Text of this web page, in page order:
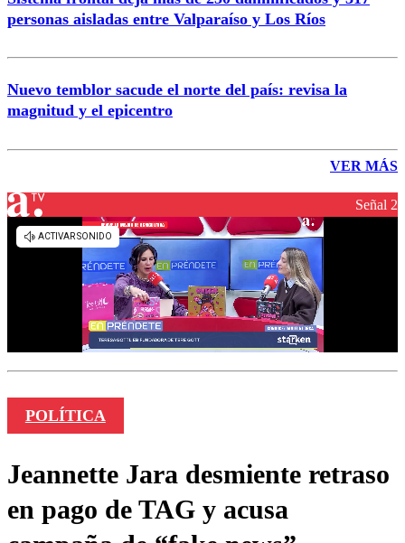
personas aisladas entre Valparaíso y Los Ríos
Nuevo temblor sacude el norte del país: revisa la
magnitud y el epicentro
VER MÁS
Señal 2
POLÍTICA
Jeannette Jara desmiente retraso
en pago de TAG y acusa